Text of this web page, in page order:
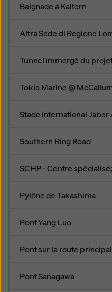
Baignade à Kaltern
Altra Sede di Regione
Tunnel immergé du
Tokio Marine @
Stade international
Southern Ring Road
SCHP - Centre
Pylône de Takashima
Pont Yang Luo
Pont sur la route
Pont Sanagawa